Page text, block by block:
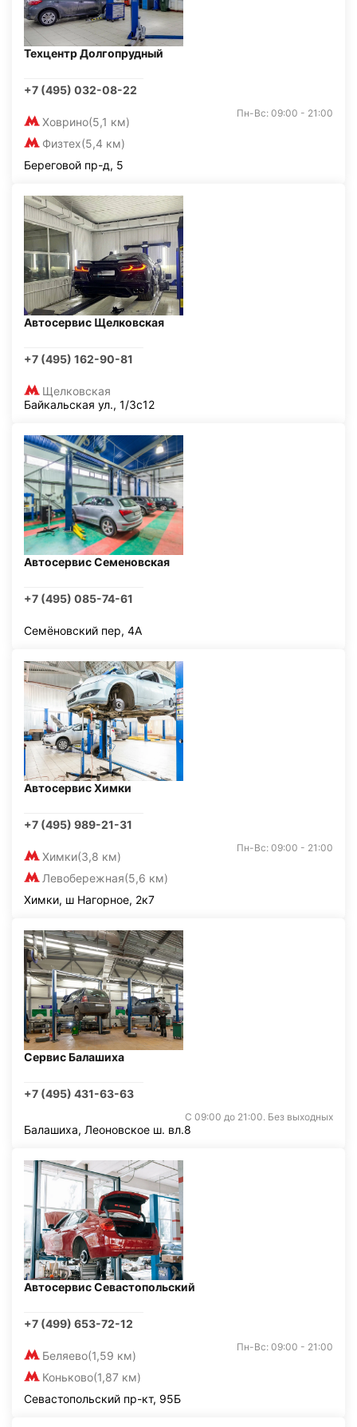
Техцентр Долгопрудный
+7 (495) 032-08-22
Ховрино(5,1 км)
Физтех(5,4 км)
Пн-Вс: 09:00 - 21:00
Береговой пр-д, 5
Автосервис Щелковская
+7 (495) 162-90-81
Щелковская
Байкальская ул., 1/3с12
Автосервис Семеновская
+7 (495) 085-74-61
Семёновский пер, 4А
Автосервис Химки
+7 (495) 989-21-31
Химки(3,8 км)
Левобережная(5,6 км)
Пн-Вс: 09:00 - 21:00
Химки, ш Нагорное, 2к7
Сервис Балашиха
+7 (495) 431-63-63
С 09:00 до 21:00. Без выходных
Балашиха, Леоновское ш. вл.8
Автосервис Севастопольский
+7 (499) 653-72-12
Беляево(1,59 км)
Коньково(1,87 км)
Пн-Вс: 09:00 - 21:00
Севастопольский пр-кт, 95Б